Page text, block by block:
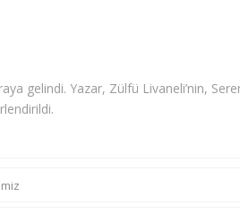
gelindi. Yazar, Zülfü Livaneli’nin,